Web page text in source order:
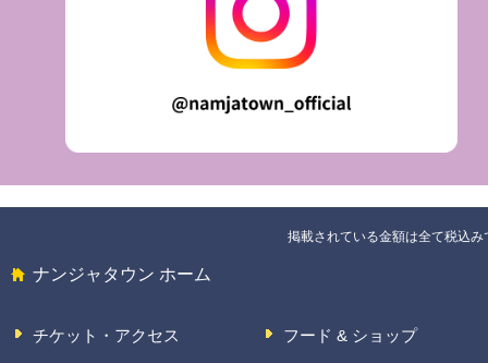
掲載されている金額は全て税込み
ナンジャタウン ホーム
チケット・アクセス フード & ショップ